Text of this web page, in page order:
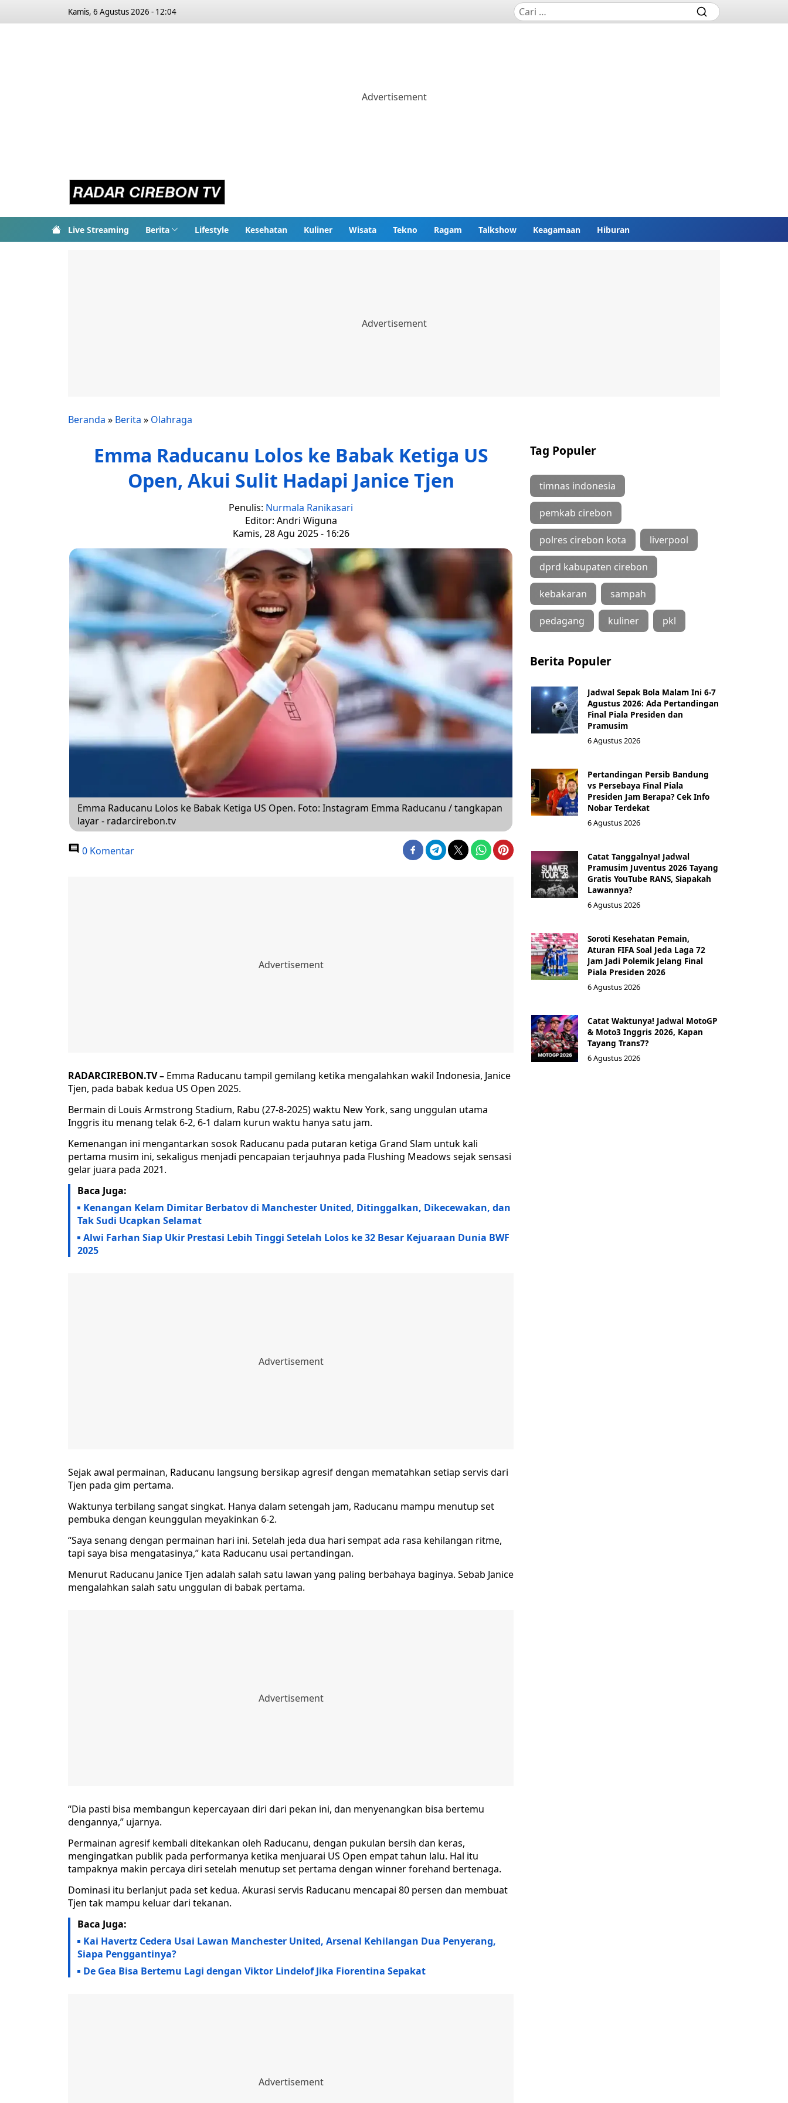
Kamis, 6 Agustus 2026 - 12:04
Live Streaming Berita Lifestyle Kesehatan Kuliner Wisata Tekno Ragam Talkshow Keagamaan Hiburan
Beranda » Berita » Olahraga
Emma Raducanu Lolos ke Babak Ketiga US
Open, Akui Sulit Hadapi Janice Tjen
Penulis: Nurmala Ranikasari
Editor: Andri Wiguna
Kamis, 28 Agu 2025 - 16:26
Emma Raducanu Lolos ke Babak Ketiga US Open. Foto: Instagram Emma Raducanu / tangkapan
layar - radarcirebon.tv
0 Komentar
RADARCIREBON.TV – Emma Raducanu tampil gemilang ketika mengalahkan wakil Indonesia, Janice
Tjen, pada babak kedua US Open 2025.
Bermain di Louis Armstrong Stadium, Rabu (27-8-2025) waktu New York, sang unggulan utama
Inggris itu menang telak 6-2, 6-1 dalam kurun waktu hanya satu jam.
Kemenangan ini mengantarkan sosok Raducanu pada putaran ketiga Grand Slam untuk kali
pertama musim ini, sekaligus menjadi pencapaian terjauhnya pada Flushing Meadows sejak sensasi
gelar juara pada 2021.
Baca Juga:
Kenangan Kelam Dimitar Berbatov di Manchester United, Ditinggalkan, Dikecewakan, dan
Tak Sudi Ucapkan Selamat
Alwi Farhan Siap Ukir Prestasi Lebih Tinggi Setelah Lolos ke 32 Besar Kejuaraan Dunia BWF
2025
Sejak awal permainan, Raducanu langsung bersikap agresif dengan mematahkan setiap servis dari
Tjen pada gim pertama.
Waktunya terbilang sangat singkat. Hanya dalam setengah jam, Raducanu mampu menutup set
pembuka dengan keunggulan meyakinkan 6-2.
“Saya senang dengan permainan hari ini. Setelah jeda dua hari sempat ada rasa kehilangan ritme,
tapi saya bisa mengatasinya,” kata Raducanu usai pertandingan.
Menurut Raducanu Janice Tjen adalah salah satu lawan yang paling berbahaya baginya. Sebab Janice
mengalahkan salah satu unggulan di babak pertama.
“Dia pasti bisa membangun kepercayaan diri dari pekan ini, dan menyenangkan bisa bertemu
dengannya,” ujarnya.
Permainan agresif kembali ditekankan oleh Raducanu, dengan pukulan bersih dan keras,
mengingatkan publik pada performanya ketika menjuarai US Open empat tahun lalu. Hal itu
tampaknya makin percaya diri setelah menutup set pertama dengan winner forehand bertenaga.
Dominasi itu berlanjut pada set kedua. Akurasi servis Raducanu mencapai 80 persen dan membuat
Tjen tak mampu keluar dari tekanan.
Baca Juga:
Kai Havertz Cedera Usai Lawan Manchester United, Arsenal Kehilangan Dua Penyerang,
Siapa Penggantinya?
De Gea Bisa Bertemu Lagi dengan Viktor Lindelof Jika Fiorentina Sepakat
Tag Populer
timnas indonesia
pemkab cirebon
polres cirebon kota liverpool
dprd kabupaten cirebon
kebakaran sampah
pedagang kuliner pkl
Berita Populer
Jadwal Sepak Bola Malam Ini 6-7
Agustus 2026: Ada Pertandingan
Final Piala Presiden dan
Pramusim
6 Agustus 2026
Pertandingan Persib Bandung
vs Persebaya Final Piala
Presiden Jam Berapa? Cek Info
Nobar Terdekat
6 Agustus 2026
Catat Tanggalnya! Jadwal
Pramusim Juventus 2026 Tayang
Gratis YouTube RANS, Siapakah
Lawannya?
6 Agustus 2026
Soroti Kesehatan Pemain,
Aturan FIFA Soal Jeda Laga 72
Jam Jadi Polemik Jelang Final
Piala Presiden 2026
6 Agustus 2026
Catat Waktunya! Jadwal MotoGP
& Moto3 Inggris 2026, Kapan
Tayang Trans7?
6 Agustus 2026